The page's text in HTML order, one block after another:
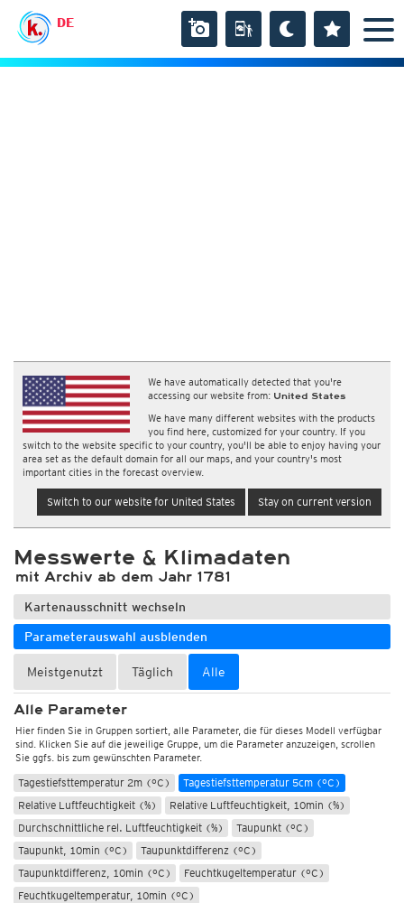
DE
We have automatically detected that you're
accessing our website from: United States
We have many different websites with the products
you find here, customized for your country. If you
switch to the website specific to your country, you'll be able to enjoy having your
area set as the default domain for all our maps, and your country's most
important cities in the forecast overview.
Switch to our website for United States Stay on current version
Messwerte & Klimadaten
mit Archiv ab dem Jahr 1781
Kartenausschnitt wechseln
Parameterauswahl ausblenden
Meistgenutzt Täglich Alle
Alle Parameter
Hier finden Sie in Gruppen sortiert, alle Parameter, die für dieses Modell verfügbar
sind. Klicken Sie auf die jeweilige Gruppe, um die Parameter anzuzeigen, scrollen
Sie ggfs. bis zum gewünschten Parameter.
Wetter, Luftdruck
Temperatur und Luftfeuchtigkeit
Temperatur 2m (°C)
Temperatur 2m, 10min (°C)
Temperatur 5cm, 10min (°C)
Max. Temperatur 2m, 12std (°C)
Max. Temperatur 2m, 12std, alle 10min (°C)
Min. Temperatur 2m, 12std (°C)
Min. Temperatur 2m, 12std, alle 10min (°C)
Tageshöchsttemperatur 2m (°C)
Durchschnittstemperatur 2m (°C)
Tagestiefsttemperatur 2m (°C)
Tagestiefsttemperatur 5cm (°C)
Relative Luftfeuchtigkeit (%)
Relative Luftfeuchtigkeit, 10min (%)
Durchschnittliche rel. Luftfeuchtigkeit (%)
Taupunkt (°C)
Taupunkt, 10min (°C)
Taupunktdifferenz (°C)
Taupunktdifferenz, 10min (°C)
Feuchtkugeltemperatur (°C)
Feuchtkugeltemperatur, 10min (°C)